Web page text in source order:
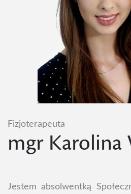
Fizjoterapeuta
mgr Karolina
Jestem absolwentką